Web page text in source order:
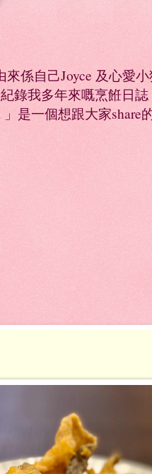
來係自己Joyce 及心
錄我多年來嘅烹餁日
是一個想跟大家share的